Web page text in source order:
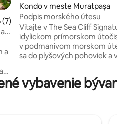
ohodnotenie 5 z 5, počet
(7)
a
K
Kondo v meste Muratpaşa
Podpis morského útesu
Vitajte v The Sea Cliff
idylickom prímorskom
v podmanivom morskom
sa do plyšových pohoviek a
lesknúce sa Stredozemné more.
Cliff sa nachádza v centre
vybavenie